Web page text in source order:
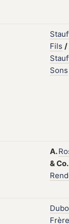
Fils /
Sons
A.
&Co.